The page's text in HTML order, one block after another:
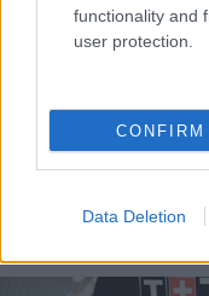
functionality and
user protection.
CONFIRM
Data Deletion